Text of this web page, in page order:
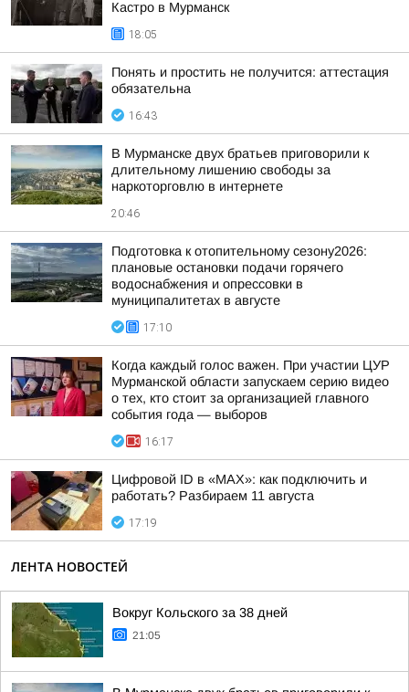
Кастро в Мурманск
18:05
Понять и простить не получится: аттестация
обязательна
16:43
В Мурманске двух братьев приговорили к
длительному лишению свободы за
наркоторговлю в интернете
20:46
Подготовка к отопительному сезону2026:
плановые остановки подачи горячего
водоснабжения и опрессовки в
муниципалитетах в августе
17:10
Когда каждый голос важен. При участии ЦУР
Мурманской области запускаем серию видео
о тех, кто стоит за организацией главного
события года — выборов
16:17
Цифровой ID в «MAX»: как подключить и
работать? Разбираем 11 августа
17:19
ЛЕНТА НОВОСТЕЙ
Вокруг Кольского за 38 дней
21:05